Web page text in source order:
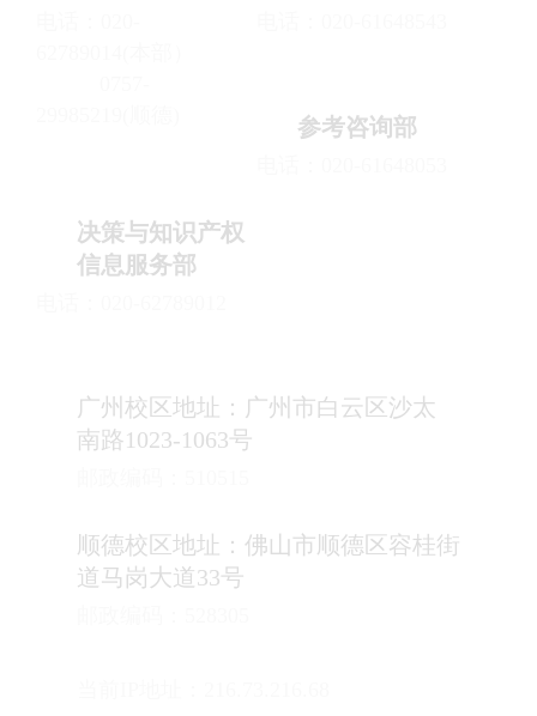
参考咨询部
决策与知识产权
信息服务部
广州校区地址：广州市白云区沙太
南路1023-1063号
顺德校区地址：佛山市顺德区容桂街
道马岗大道33号